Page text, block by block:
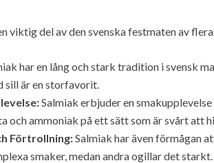
viktig del av den svenska festmaten av
har en lång och stark tradition i svensk
sill är en storfavorit.
Salmiak erbjuder en
och ammoniak på ett sätt som är svårt att
Förtrollning:Salmiak har även förmågan
smaker, medan andra ogillar det